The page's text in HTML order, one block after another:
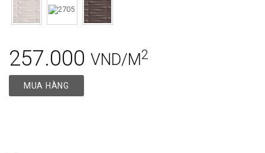
257.000 VND/M2
MUA HÀNG